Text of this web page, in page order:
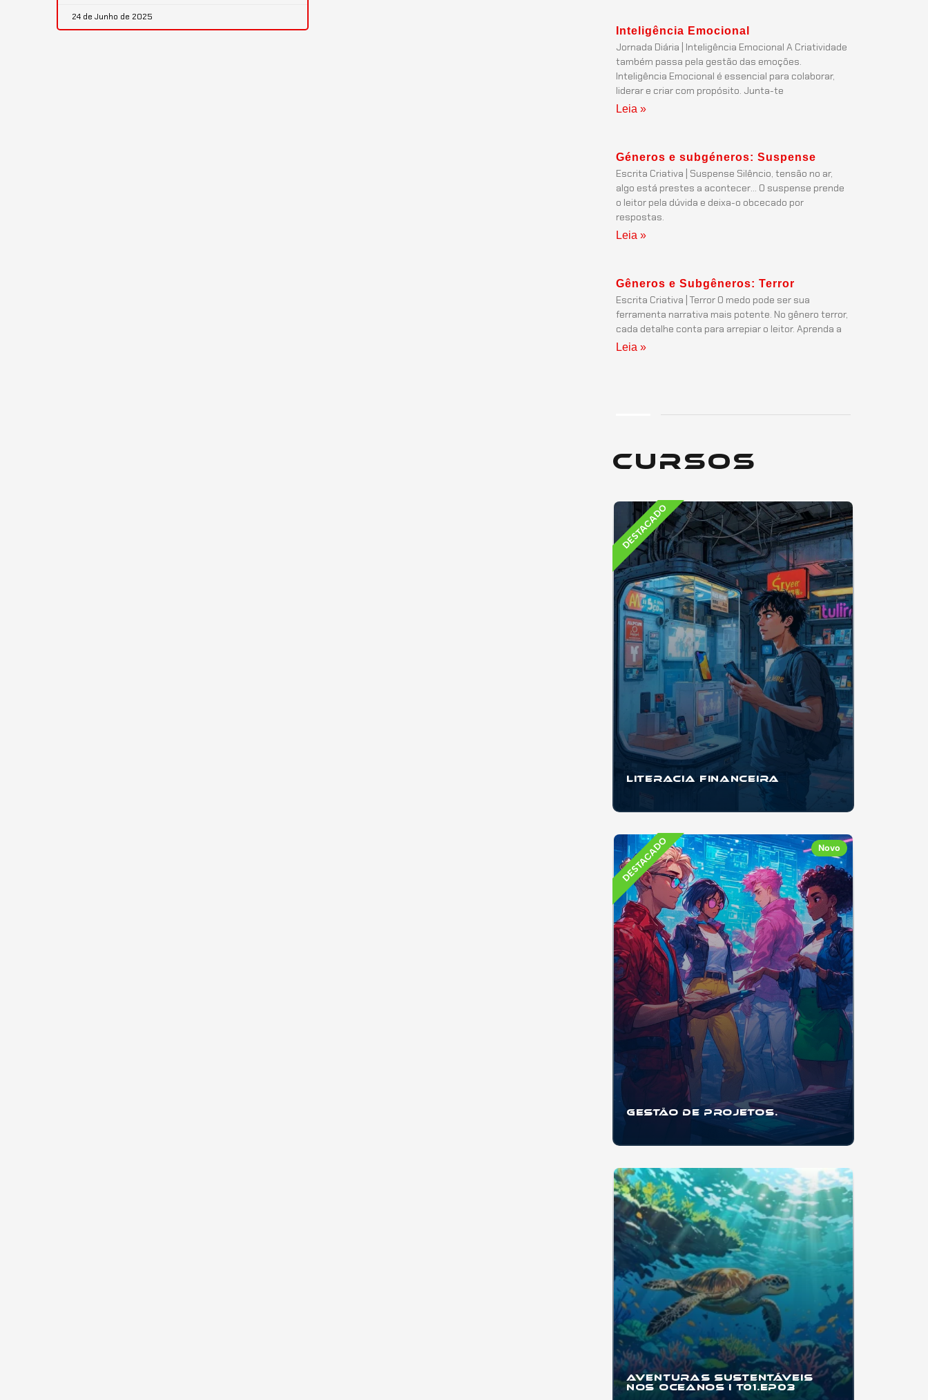
24 de Junho de 2025
Inteligência Emocional
Jornada Diária | Inteligência Emocional A Criatividade
também passa pela gestão das emoções.
Inteligência Emocional é essencial para colaborar,
liderar e criar com propósito. Junta-te
Leia »
Géneros e subgéneros: Suspense
Escrita Criativa | Suspense Silêncio, tensão no ar,
algo está prestes a acontecer… O suspense prende
o leitor pela dúvida e deixa-o obcecado por
respostas.
Leia »
Gêneros e Subgêneros: Terror
Escrita Criativa | Terror O medo pode ser sua
ferramenta narrativa mais potente. No gênero terror,
cada detalhe conta para arrepiar o leitor. Aprenda a
Leia »
Cursos
DESTACADO
Literacia Financeira
Se já recebeste mesada, fizeste um trabalho
presente, e...
DESTACADO Novo
Gestão de Projetos.
Se você quer aprender a organizar projetos
startups...
Aventuras Sustentáveis
nos Oceanos I T01.EP03